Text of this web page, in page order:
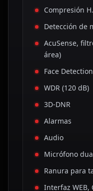
Compresión
Detección de
AcuSense,
área)
Face Detection
WDR (120 dB)
3D-DNR
Alarmas
Audio
Micrófono
Ranura para
Interfaz WEB,